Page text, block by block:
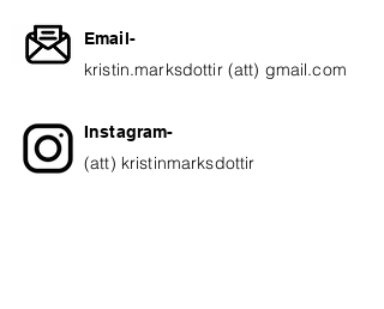
Email-
kristin.marksdottir (att) gmail.com
Instagram-
(att) kristinmarksdottir